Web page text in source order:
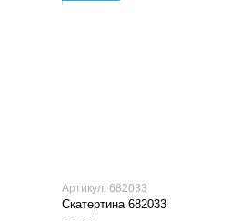
Артикул: 682033
Скатертина 682033